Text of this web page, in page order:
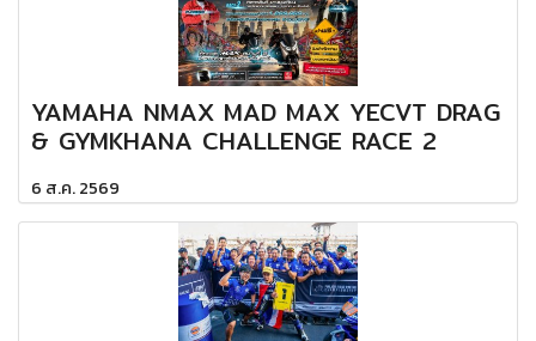
YAMAHA NMAX MAD MAX YECVT DRAG
& GYMKHANA CHALLENGE RACE 2
6 ส.ค. 2569